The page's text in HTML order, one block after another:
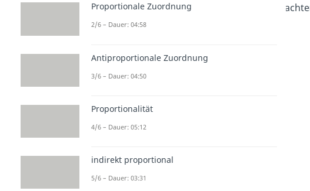
Proportionale Zuordnung
2/6 – Dauer: 04:58
Antiproportionale Zuordnung
3/6 – Dauer: 04:50
Proportionalität
4/6 – Dauer: 05:12
indirekt proportional
5/6 – Dauer: 03:31